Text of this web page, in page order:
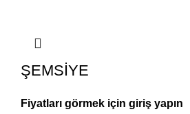
ŞEMSİYE
Fiyatları görmek için giriş yapın